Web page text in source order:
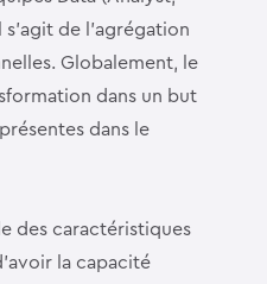
de l’agrégation
Globalement, le
dans un but
dans le
des caractéristiques
la capacité